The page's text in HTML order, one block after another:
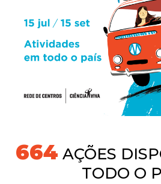
718AÇÕES
TODO O